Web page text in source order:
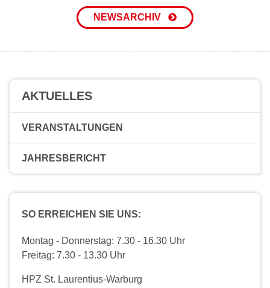
NEWSARCHIV
AKTUELLES
VERANSTALTUNGEN
JAHRESBERICHT
SO ERREICHEN SIE UNS:
Montag - Donnerstag: 7.30 - 16.30 Uhr
Freitag: 7.30 - 13.30 Uhr
HPZ St. Laurentius-Warburg